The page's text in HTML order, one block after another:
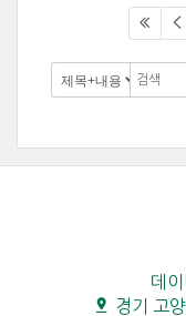
데
경기 고